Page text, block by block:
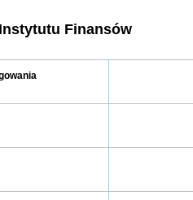
Finansów